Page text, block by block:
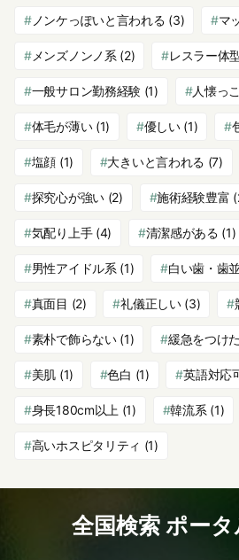
ノンケっぽいと言われる (3) マ
メンズノンノ系 (2) レスラー体
一般サロン勤務経験 (1) 人懐っ
体毛が薄い(1) 優しい(1)
塩顔 (1) 大きいと言われる (7)
探究心が強い(2) 施術経験豊富
気配り上手(4) 清潔感がある (1)
男性アイドル系 (1) 白い歯・歯
真面目 (2) 礼儀正しい(3)
素朴で飾らない(1) 緩急をつけ
美肌 (1) 色白 (1) 英語対応
身長180cm以上 (1) 韓流系 (1)
高いホスピタリティ (1)
全国検索 ポータ